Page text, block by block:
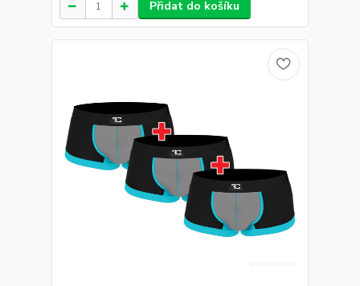
Přidat do košíku